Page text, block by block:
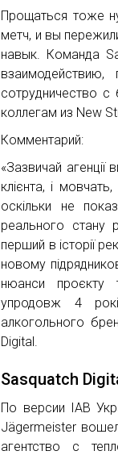
Прощаться тоже
метч, и вы
навык. Команда
взаимодействию,
сотрудничество
коллегам из New
Комментарий:
«Зазвичай агенції
клієнта, і
оскільки не
реального стану
перший в історії
новому
нюанси
упродовж 4
алкогольного
Digital.
Sasquatch
По версии IAB
Jägermeister
агентство с